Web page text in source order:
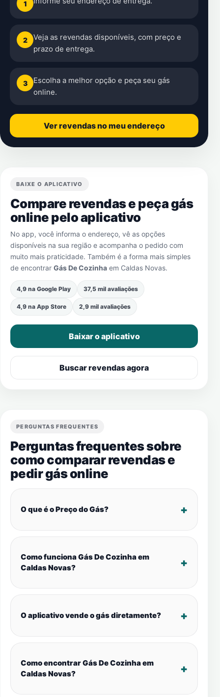
1
2
Veja as revendas disponíveis, com preço e
prazo de entrega.
3
Escolha a melhor opção e peça seu gás
online.
Ver revendas no meu endereço
BAIXE O APLICATIVO
Compare revendas e peça gás
online pelo aplicativo
No app, você informa o endereço, vê as opções
disponíveis na sua região e acompanha o pedido com
muito mais praticidade. Também é a forma mais simples
de encontrar Gás De Cozinha em Caldas Novas.
4,9 na Google Play 37,5 mil avaliações
4,9 na App Store 2,9 mil avaliações
Baixar o aplicativo
Buscar revendas agora
PERGUNTAS FREQUENTES
Perguntas frequentes sobre
como comparar revendas e
pedir gás online
O que é o Preço do Gás?
Como funciona Gás De Cozinha em
Caldas Novas?
O aplicativo vende o gás diretamente?
Como encontrar Gás De Cozinha em
Caldas Novas?